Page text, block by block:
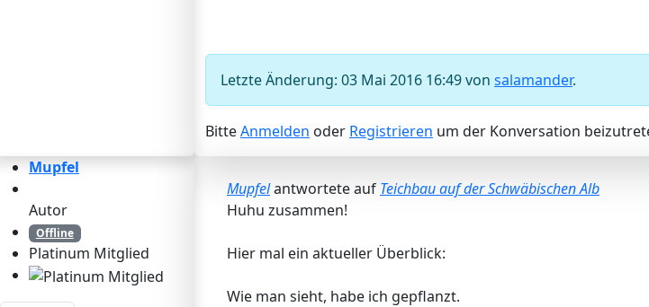
Letzte Änderung: 03 Mai 2016 16:49 von salamander.
BitteAnmelden oder Registrieren um der Konversation
Mupfel
Autor
Offline
Platinum Mitglied
Mupfelantwortete auf Teichbau auf der Schwäbischen Alb
Huhu zusammen!
Hier mal ein aktueller Überblick:
Wie man sieht, habe ich gepflanzt.